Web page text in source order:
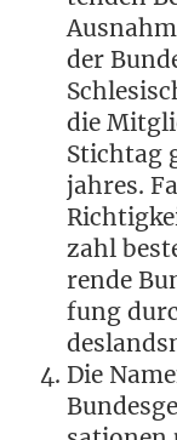
der
die
Stich­tag
jah­res.
zahl
ren­de
fung
Die